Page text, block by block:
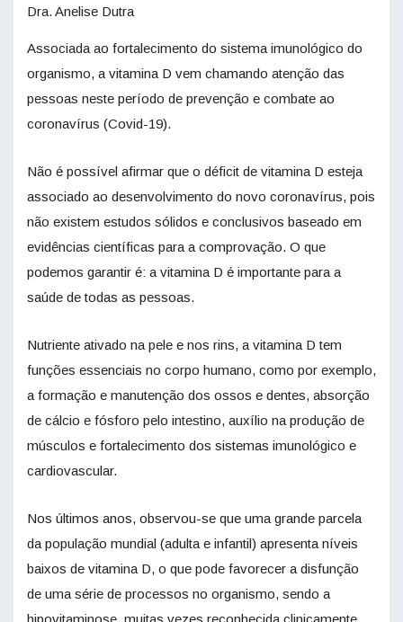
Dra. Anelise Dutra
Associada ao fortalecimento do sistema imunológico do
organismo, a vitamina D vem chamando atenção das
pessoas neste período de prevenção e combate ao
coronavírus (Covid-19).
Não é possível afirmar que o déficit de vitamina D esteja
associado ao desenvolvimento do novo coronavírus, pois
não existem estudos sólidos e conclusivos baseado em
evidências científicas para a comprovação. O que
podemos garantir é: a vitamina D é importante para a
saúde de todas as pessoas.
Nutriente ativado na pele e nos rins, a vitamina D tem
funções essenciais no corpo humano, como por exemplo,
a formação e manutenção dos ossos e dentes, absorção
de cálcio e fósforo pelo intestino, auxílio na produção de
músculos e fortalecimento dos sistemas imunológico e
cardiovascular.
Nos últimos anos, observou-se que uma grande parcela
da população mundial (adulta e infantil) apresenta níveis
baixos de vitamina D, o que pode favorecer a disfunção
de uma série de processos no organismo, sendo a
hipovitaminose, muitas vezes reconhecida clinicamente